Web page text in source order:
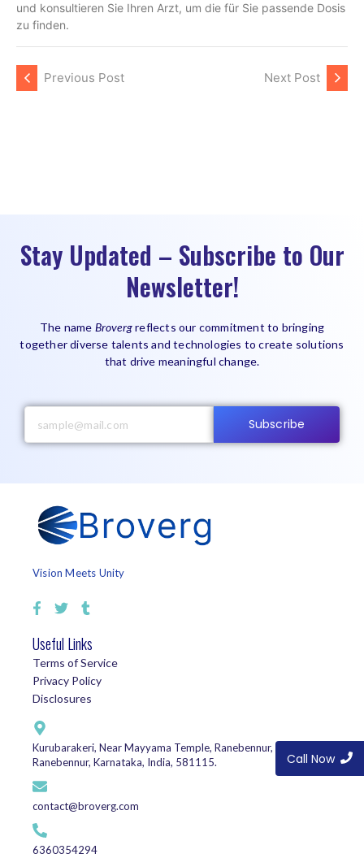
und konsultieren Sie Ihren Arzt, um die für Sie passende Dosis
zu finden.
Previous Post Next Post
Stay Updated – Subscribe to Our
Newsletter!
The name Brovergreflects our commitment to bringing
together diverse talents and technologies to create solutions
that drive meaningful change.
Subscribe
Vision Meets Unity
Useful Links
Terms of Service
Privacy Policy
Disclosures
Kurubarakeri, Near Mayyama Temple, Ranebennur, Haveri,
Ranebennur, Karnataka, India, 581115.
contact@broverg.com
6360354294
Call Now